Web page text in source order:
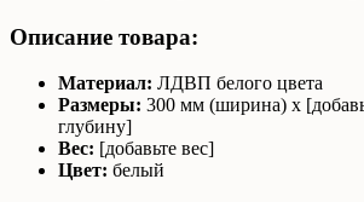
Описание товара:
Материал: ЛДВП белого цвета
Размеры: 300 мм (ширина) x
глубину]
Вес: [добавьте вес]
Цвет: белый